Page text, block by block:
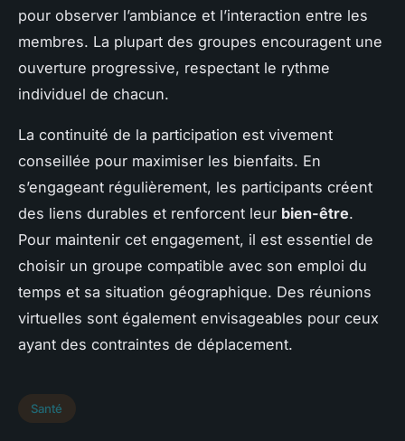
pour observer l’ambiance et l’interaction entre les
membres. La plupart des groupes encouragent une
ouverture progressive, respectant le rythme
individuel de chacun.
La continuité de la participation est vivement
conseillée pour maximiser les bienfaits. En
s’engageant régulièrement, les participants créent
des liens durables et renforcent leur bien-être.
Pour maintenir cet engagement, il est essentiel de
choisir un groupe compatible avec son emploi du
temps et sa situation géographique. Des réunions
virtuelles sont également envisageables pour ceux
ayant des contraintes de déplacement.
Santé